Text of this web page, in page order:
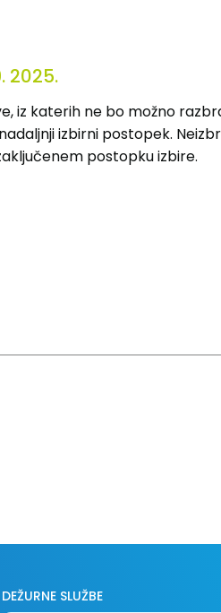
2025.
iz katerih ne bo možno
izbirni postopek.
postopku izbire.
DEŽURNE SLUŽBE